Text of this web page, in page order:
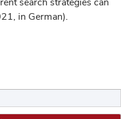
in German).